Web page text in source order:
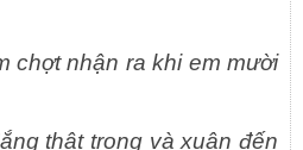
ra khi em mười
và xuân đến